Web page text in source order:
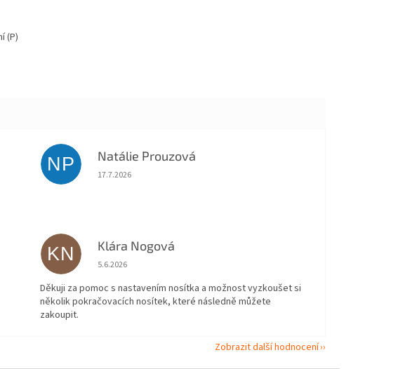
NP Natálie Prouzová
Hodnocení obchodu je 5 z 5 hvězdiček.
17.7.2026
KN Klára Nogová
Hodnocení obchodu je 5 z 5 hvězdiček.
5.6.2026
Děkuji za pomoc s nastavením nosítka a možnost vyzkoušet si
několik pokračovacích nosítek, které následně můžete
zakoupit.
Zobrazit další hodnocení